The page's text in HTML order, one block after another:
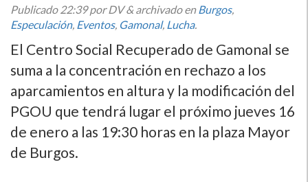
Publicado22:39por DV&archivado enBurgos,
Especulación, Eventos, Gamonal, Lucha.
El Centro Social Recuperado de Gamonal se
suma a la concentración en rechazo a los
aparcamientos en altura y la modificación del
PGOU que tendrá lugar el próximo jueves 16
de enero a las 19:30 horas en la plaza Mayor
de Burgos.